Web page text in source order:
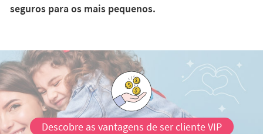
seguros para os mais pequenos.
Descobre as vantagens de ser cliente VIP